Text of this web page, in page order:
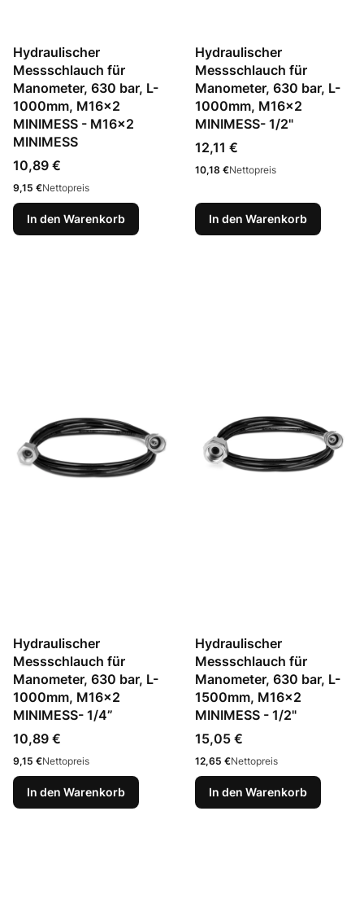
Hydraulischer
Messschlauch für
Manometer, 630 bar, L-
1000mm, M16x2
MINIMESS - M16x2
MINIMESS
Preis
10,89 €
Preis
9,15 €Nettopreis
In den Warenkorb
Hydraulischer
Messschlauch für
Manometer, 630 bar, L-
1000mm, M16x2
MINIMESS- 1/2"
Preis
12,11 €
Preis
10,18 €Nettopreis
In den Warenkorb
Hydraulischer
Messschlauch für
Manometer, 630 bar, L-
1000mm, M16x2
MINIMESS- 1/4”
Preis
10,89 €
Preis
9,15 €Nettopreis
In den Warenkorb
Hydraulischer
Messschlauch für
Manometer, 630 bar, L-
1500mm, M16x2
MINIMESS - 1/2"
Preis
15,05 €
Preis
12,65 €Nettopreis
In den Warenkorb